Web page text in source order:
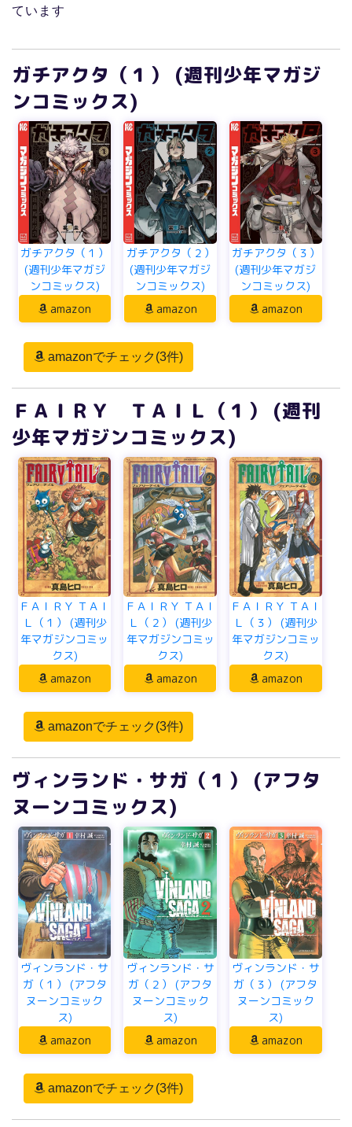
ています
ガチアクタ（１） (週刊少年マガジ
ンコミックス)
ガチアクタ（１）
(週刊少年マガジ
ンコミックス)
amazon
ガチアクタ（２）
(週刊少年マガジ
ンコミックス)
amazon
ガチアクタ（３）
(週刊少年マガジ
ンコミックス)
amazon
amazonでチェック(3件)
ＦＡＩＲＹ ＴＡＩＬ（１） (週刊
少年マガジンコミックス)
ＦＡＩＲＹ ＴＡＩ
Ｌ（１） (週刊少
年マガジンコミッ
クス)
amazon
ＦＡＩＲＹ ＴＡＩ
Ｌ（２） (週刊少
年マガジンコミッ
クス)
amazon
ＦＡＩＲＹ ＴＡＩ
Ｌ（３） (週刊少
年マガジンコミッ
クス)
amazon
amazonでチェック(3件)
ヴィンランド・サガ（１） (アフタ
ヌーンコミックス)
ヴィンランド・サ
ガ（１） (アフタ
ヌーンコミック
ス)
amazon
ヴィンランド・サ
ガ（２） (アフタ
ヌーンコミック
ス)
amazon
ヴィンランド・サ
ガ（３） (アフタ
ヌーンコミック
ス)
amazon
amazonでチェック(3件)